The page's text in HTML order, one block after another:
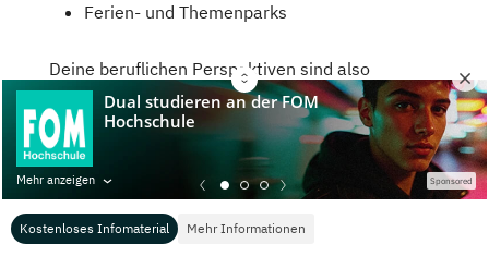
Kostenloses Infomaterial Mehr Informationen
Mehr anzeigen Sponsored
Ferien- und Themenparks
Deine beruflichen Perspektiven sind also
vielfältig und dein duales Studium Gastronomie
qualifiziert dich als Fach- und Führungskraft, zum
Beispiel als:
Restaurantleiter/in
Küchenchef/in oder -manager/in